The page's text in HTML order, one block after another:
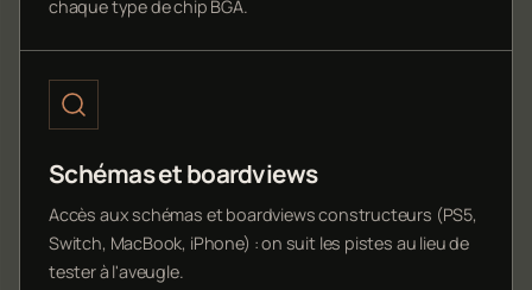
chaque type de chip BGA.
Schémas et boardviews
Accès aux schémas et boardviews constructeurs (PS5,
Switch, MacBook, iPhone) : on suit les pistes au lieu de
tester à l'aveugle.